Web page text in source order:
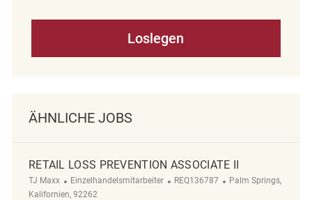
Loslegen
ÄHNLICHE JOBS
RETAIL LOSS PREVENTION ASSOCIATE II
TJ Maxx Kategorie
Einzelhandelsmitarbeiter ReqId
REQ136787 Ort
Palm Springs,
Kalifornien, 92262